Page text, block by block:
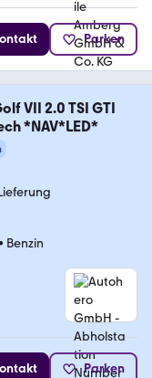
Parken
VII 2.0 TSI GTI
*NAV*LED*
Benzin
Parken